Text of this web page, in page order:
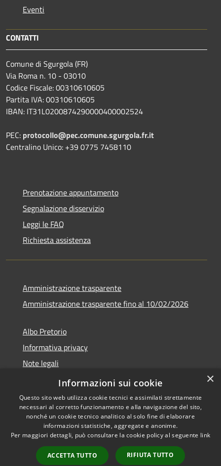
Eventi
CONTATTI
Comune di Sgurgola (FR)
Via Roma n. 10 - 03010
Codice Fiscale: 00310610605
Partita IVA: 00310610605
IBAN: IT31L0200874290000400002524
PEC: protocollo@pec.comune.sgurgola.fr.it
Centralino Unico: +39 0775 7458110
Prenotazione appuntamento
Segnalazione disservizio
Leggi le FAQ
Richiesta assistenza
Amministrazione trasparente
Amministrazione trasparente fino al 10/02/2026
Albo Pretorio
Informativa privacy
Note legali
Dichiarazione di accessibilità
Accessibilità
Copyright © 2026 • Comune di
Sgurgola • Powered by
Municipium•
Accesso
×
Informazioni sui cookie
Questo sito web utilizza cookie tecnici e assimilati strettamente
necessari al corretto funzionamento e alla navigazione del sito,
nonché un cookie tecnico analitico al solo fine di elaborare
informazioni statistiche, aggregate e anonime.
Per maggiori dettagli, può consultare la cookie policy al seguente link
ACCETTA TUTTO RIFIUTA TUTTO